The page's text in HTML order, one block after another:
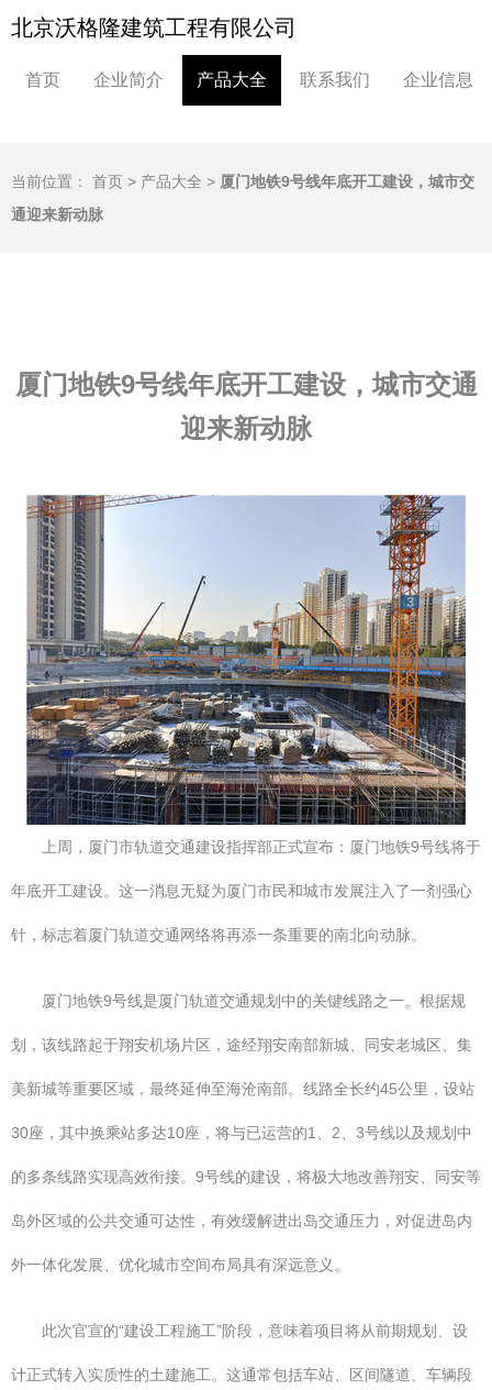
北京沃格隆建筑工程有限公司
首页 企业简介 产品大全 联系我们 企业信息
当前位置： 首页 > 产品大全 > 厦门地铁9号线年底开工建设，城市交
通迎来新动脉
厦门地铁9号线年底开工建设，城市交通
迎来新动脉
上周，厦门市轨道交通建设指挥部正式宣布：厦门地铁9号线将于
年底开工建设。这一消息无疑为厦门市民和城市发展注入了一剂强心
针，标志着厦门轨道交通网络将再添一条重要的南北向动脉。
厦门地铁9号线是厦门轨道交通规划中的关键线路之一。根据规
划，该线路起于翔安机场片区，途经翔安南部新城、同安老城区、集
美新城等重要区域，最终延伸至海沧南部。线路全长约45公里，设站
30座，其中换乘站多达10座，将与已运营的1、2、3号线以及规划中
的多条线路实现高效衔接。9号线的建设，将极大地改善翔安、同安等
岛外区域的公共交通可达性，有效缓解进出岛交通压力，对促进岛内
外一体化发展、优化城市空间布局具有深远意义。
此次官宣的“建设工程施工”阶段，意味着项目将从前期规划、设
计正式转入实质性的土建施工。这通常包括车站、区间隧道、车辆段